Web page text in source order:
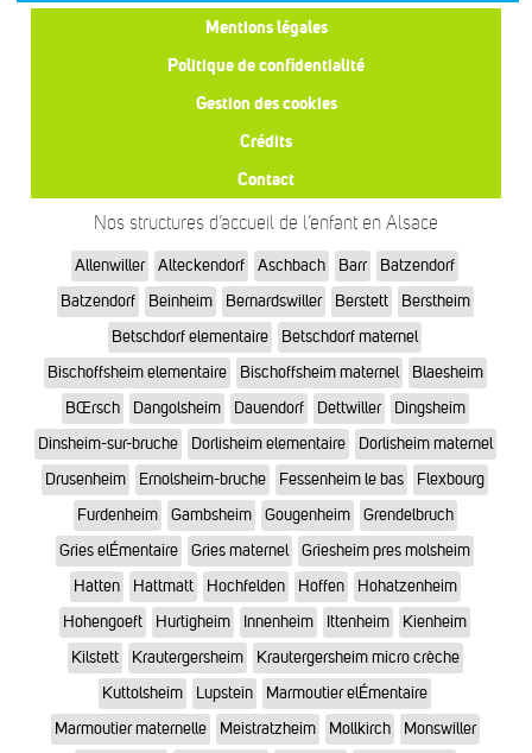
Mentions légales
Politique de confidentialité
Gestion des cookies
Crédits
Contact
Nos structures d’accueil de l’enfant en Alsace
Allenwiller Alteckendorf Aschbach Barr
Batzendorf
Batzendorf
Beinheim Bernardswiller Berstett
Berstheim
Betschdorf elementaire
Betschdorf maternel
Bischoffsheim elementaire
Bischoffsheim maternel
Blaesheim
BŒrsch
Dangolsheim Dauendorf Dettwiller
Dingsheim
Dinsheim-sur-bruche
Dorlisheim elementaire
Dorlisheim maternel
Drusenheim
Ernolsheim-bruche Fessenheim le bas
Flexbourg
Furdenheim
Gambsheim Gougenheim
Grendelbruch
Gries elÉmentaire
Gries maternel
Griesheim pres molsheim
Hatten
Hattmatt Hochfelden Hoffen
Hohatzenheim
Hohengoeft
Hurtigheim Innenheim Ittenheim
Kienheim
Kilstett
Krautergersheim
Krautergersheim micro crèche
Kuttolsheim
Lupstein
Marmoutier elÉmentaire
Marmoutier maternelle
Meistratzheim Mollkirch
Monswiller